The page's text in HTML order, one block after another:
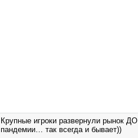
Крупные игроки развернули рынок
пандемии… так всегда и бывает))